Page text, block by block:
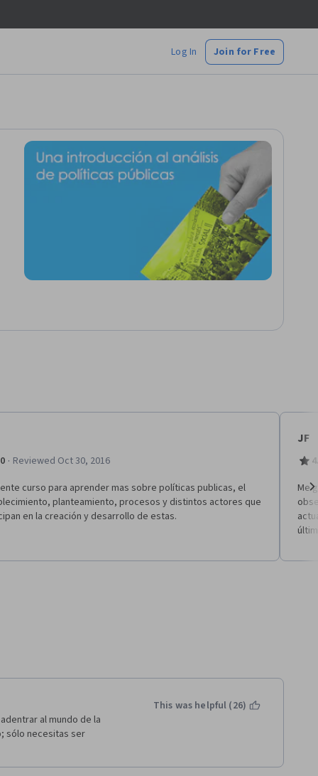
Log In Join for Free
· Reviewed Oct 30, 2016
curso para aprender mas sobre políticas publicas, el
planteamiento, procesos y distintos actores que
en la creación y desarrollo de estas.
JF
Me
al mundo de la
sólo necesitas ser
This was helpful (26)